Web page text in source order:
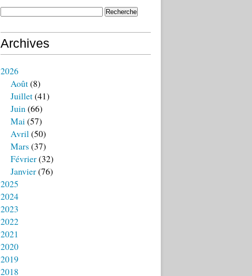
Archives
2026
Août(8)
Juillet(41)
Juin(66)
Mai(57)
Avril(50)
Mars (37)
Février(32)
Janvier(76)
2025
2024
2023
2022
2021
2020
2019
2018